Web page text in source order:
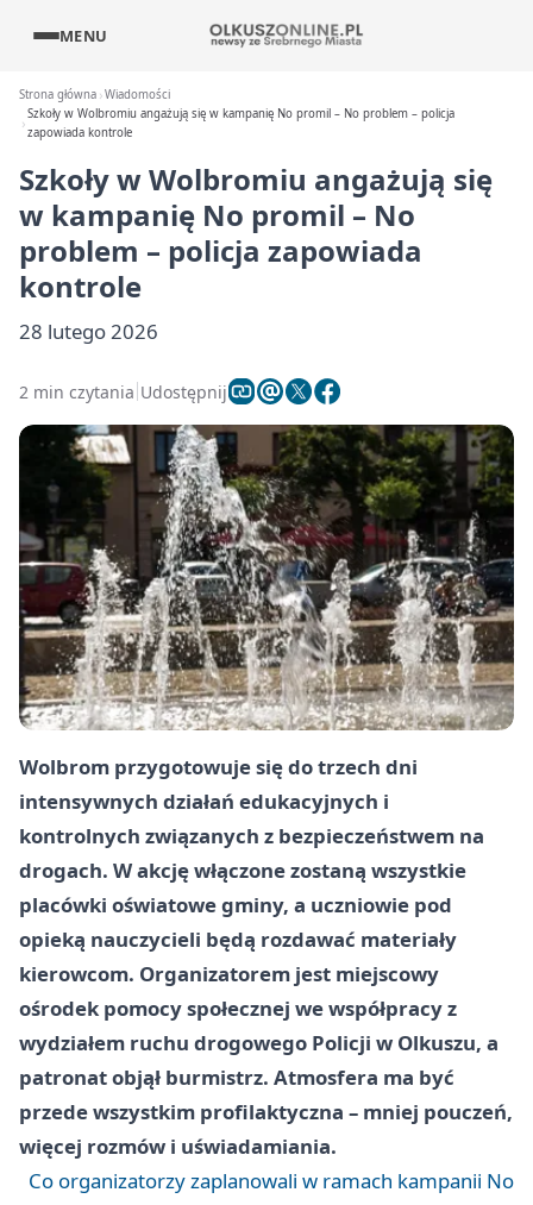
MENU
Strona główna Wiadomości
Szkoły w Wolbromiu angażują się w kampanię No promil – No problem – policja
zapowiada kontrole
Szkoły w Wolbromiu angażują się
w kampanię No promil – No
problem – policja zapowiada
kontrole
28 lutego 2026
2 min czytania Udostępnij
Wolbrom przygotowuje się do trzech dni
intensywnych działań edukacyjnych i
kontrolnych związanych z bezpieczeństwem na
drogach. W akcję włączone zostaną wszystkie
placówki oświatowe gminy, a uczniowie pod
opieką nauczycieli będą rozdawać materiały
kierowcom. Organizatorem jest miejscowy
ośrodek pomocy społecznej we współpracy z
wydziałem ruchu drogowego Policji w Olkuszu, a
patronat objął burmistrz. Atmosfera ma być
przede wszystkim profilaktyczna – mniej pouczeń,
więcej rozmów i uświadamiania.
Co organizatorzy zaplanowali w ramach kampanii No